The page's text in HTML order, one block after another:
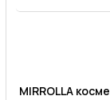
MIRROLLA